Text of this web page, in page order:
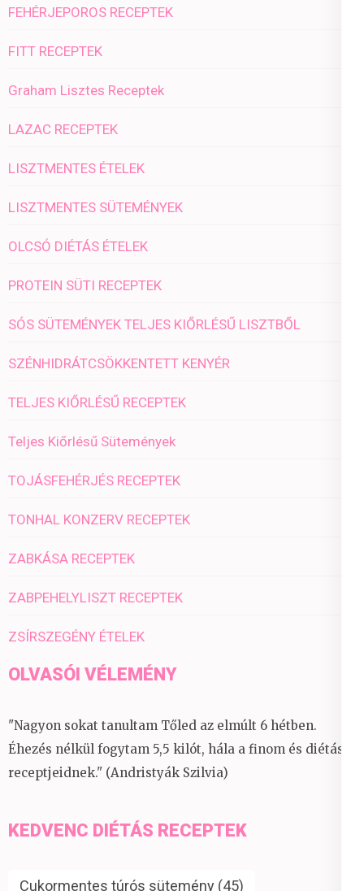
FEHÉRJEPOROS RECEPTEK
FITT RECEPTEK
Graham Lisztes Receptek
LAZAC RECEPTEK
LISZTMENTES ÉTELEK
LISZTMENTES SÜTEMÉNYEK
OLCSÓ DIÉTÁS ÉTELEK
PROTEIN SÜTI RECEPTEK
SÓS SÜTEMÉNYEK TELJES KIŐRLÉSŰ LISZTBŐL
SZÉNHIDRÁTCSÖKKENTETT KENYÉR
TELJES KIŐRLÉSŰ RECEPTEK
Teljes Kiőrlésű Sütemények
TOJÁSFEHÉRJÉS RECEPTEK
TONHAL KONZERV RECEPTEK
ZABKÁSA RECEPTEK
ZABPEHELYLISZT RECEPTEK
ZSÍRSZEGÉNY ÉTELEK
OLVASÓI VÉLEMÉNY
"Nagyon sokat tanultam Tőled az elmúlt 6 hétben.
Éhezés nélkül fogytam 5,5 kilót, hála a finom és diétás
receptjeidnek." (Andristyák Szilvia)
KEDVENC DIÉTÁS RECEPTEK
Cukormentes túrós sütemény (45)